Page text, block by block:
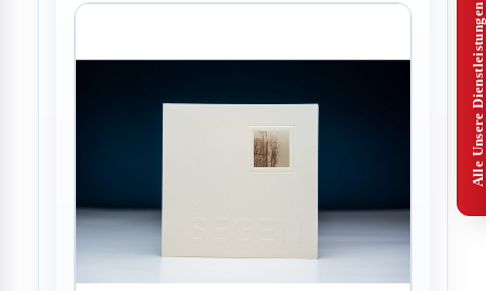
Alle Unsere Dienstleistungen